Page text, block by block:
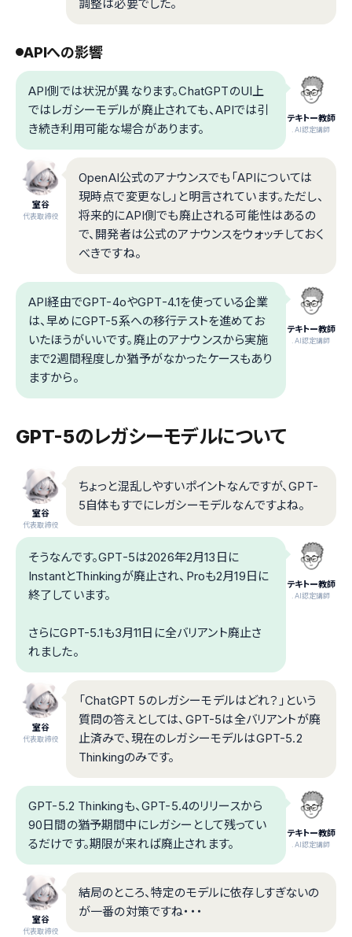
調整は必要でした。
APIへの影響
テキトー教師
.AI認定講師
API側では状況が異なります。ChatGPTのUI上
ではレガシーモデルが廃止されても、APIでは引
き続き利用可能な場合があります。
室谷
代表取締役
OpenAI公式のアナウンスでも「APIについては
現時点で変更なし」と明言されています。ただし、
将来的にAPI側でも廃止される可能性はあるの
で、開発者は公式のアナウンスをウォッチしておく
べきですね。
テキトー教師
.AI認定講師
API経由でGPT-4oやGPT-4.1を使っている企業
は、早めにGPT-5系への移行テストを進めてお
いたほうがいいです。廃止のアナウンスから実施
まで2週間程度しか猶予がなかったケースもあり
ますから。
GPT-5のレガシーモデルについて
室谷
代表取締役
ちょっと混乱しやすいポイントなんですが、GPT-
5自体もすでにレガシーモデルなんですよね。
テキトー教師
.AI認定講師
そうなんです。GPT-5は2026年2月13日に
InstantとThinkingが廃止され、Proも2月19日に
終了しています。
さらにGPT-5.1も3月11日に全バリアント廃止さ
れました。
室谷
代表取締役
「ChatGPT 5のレガシーモデルはどれ？」という
質問の答えとしては、GPT-5は全バリアントが廃
止済みで、現在のレガシーモデルはGPT-5.2
Thinkingのみです。
テキトー教師
.AI認定講師
GPT-5.2 Thinkingも、GPT-5.4のリリースから
90日間の猶予期間中にレガシーとして残ってい
るだけです。期限が来れば廃止されます。
室谷
代表取締役
結局のところ、特定のモデルに依存しすぎないの
が一番の対策ですね・・・